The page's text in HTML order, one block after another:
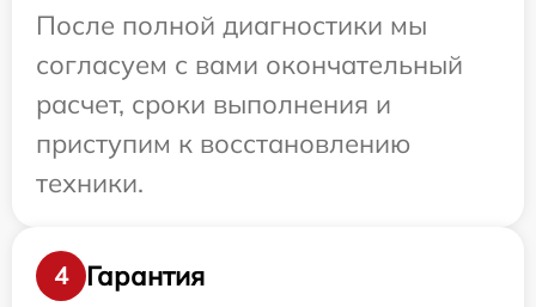
После полной диагностики мы
согласуем с вами окончательный
расчет, сроки выполнения и
приступим к восстановлению
техники.
4
Гарантия